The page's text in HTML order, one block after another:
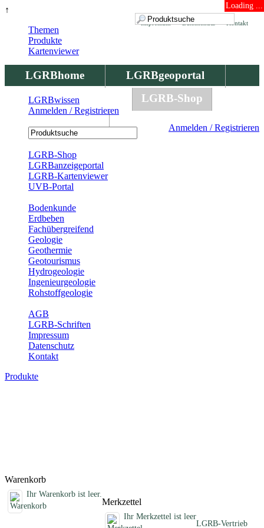
↑ Loading ...
Kontakt
Datenschutz
Impressum
LGRBhome
LGRBgeoportal
LGRBbohrungen
LGRB-Shop
Anmelden / Registrieren
Themen
Produkte
Kartenviewer
LGRBwissen
Anmelden / Registrieren
LGRB-Shop
LGRBanzeigeportal
LGRB-Kartenviewer
UVB-Portal
Bodenkunde
Erdbeben
Fachübergreifend
Geologie
Geothermie
Geotourismus
Hydrogeologie
Ingenieurgeologie
Rohstoffgeologie
AGB
LGRB-Schriften
Impressum
Datenschutz
Kontakt
Produkte
Warenkorb
Ihr Warenkorb ist leer.
Merkzettel
Ihr Merkzettel ist leer
LGRB-Vertrieb